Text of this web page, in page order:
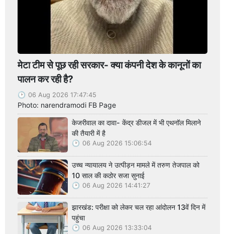
मेटा टीम से पूछ रही सरकार- क्या कंपनी देश के कानूनों का
पालन कर रही है?
06 Aug 2026 17:47:45
Photo: narendramodi FB Page
केजरीवाल का दावा- केंद्र डीजल में भी एथनॉल मिलाने
की तैयारी में है
06 Aug 2026 15:06:54
उच्च न्यायालय ने उत्पीड़न मामले में तरुण तेजपाल को
10 साल की कठोर सजा सुनाई
06 Aug 2026 14:41:27
झारखंड: परीक्षा को लेकर चल रहा आंदोलन 13वें दिन में
पहुंचा
06 Aug 2026 13:33:04